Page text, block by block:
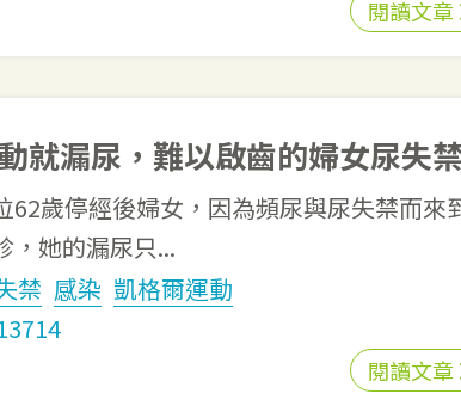
閱讀文章
就漏尿，難以啟齒的婦女尿失
62歲停經後婦女，因為頻尿與尿失禁而來
，她的漏尿只...
禁 感染 凱格爾運動
閱讀文章